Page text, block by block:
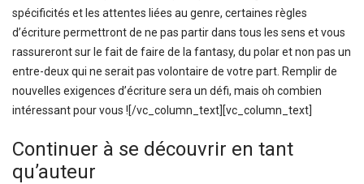
spécificités et les attentes liées au genre, certaines règles
d’écriture permettront de ne pas partir dans tous les sens et vous
rassureront sur le fait de faire de la fantasy, du polar et non pas un
entre-deux qui ne serait pas volontaire de votre part. Remplir de
nouvelles exigences d’écriture sera un défi, mais oh combien
intéressant pour vous ![/vc_column_text][vc_column_text]
Continuer à se découvrir en tant
qu’auteur